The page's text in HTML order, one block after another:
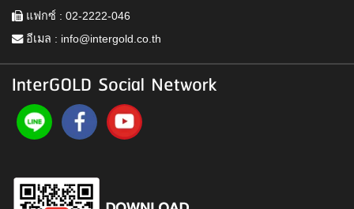
แฟกซ์ : 02-2222-046
อีเมล : info@intergold.co.th
InterGOLD Social Network